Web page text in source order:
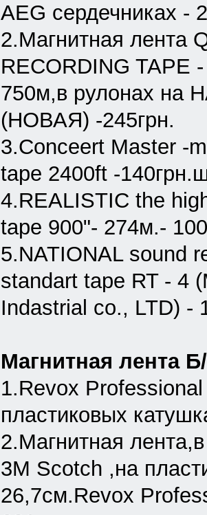
AEG сердечниках -
2.Магнитная лента
RECORDING TAPE
750м,в рулонах на
(НОВАЯ) -245грн.
3.Conceert Master -
tape 2400ft -
4.REALISTIC the
tape 900"- 274м.-
5.NATIONAL sound
standart tape RT - 4
Indastrial co., LTD) -
Магнитная лента
1.Revox
пластиковых
2.Магнитная
3М Scotch ,на
26,7см.Revox